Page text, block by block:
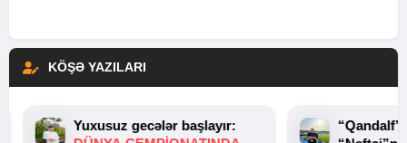
KÖŞƏ YAZILARI
Yuxusuz gecələr başlayır: